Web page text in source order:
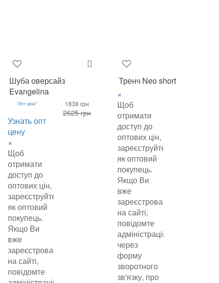
Шуба оверсайз
Evangelina
Опт ціна*
Узнать опт
цену
×
Щоб
отримати
доступ до
оптових цін,
зареєструйтеся
як оптовий
покупець.
Якщо Ви
вже
зареєстровані
на сайті,
повідомте
1838 грн
2625 грн
Тренч Neo short
×
Щоб
отримати
доступ до
оптових цін,
зареєструйтеся
як оптовий
покупець.
Якщо Ви
вже
зареєстровані
на сайті,
повідомте
адміністрацію
через
форму
зворотного
зв'язку, про